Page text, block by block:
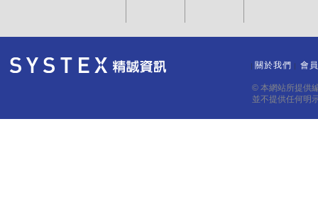
關於我們 會
© 本網站所提供
並不提供任何明